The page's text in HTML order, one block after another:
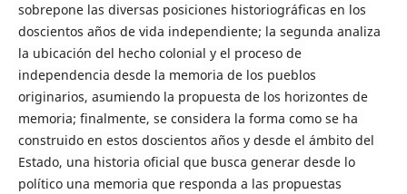
sobrepone las diversas posiciones historiográficas en los
doscientos años de vida independiente; la segunda analiza
la ubicación del hecho colonial y el proceso de
independencia desde la memoria de los pueblos
originarios, asumiendo la propuesta de los horizontes de
memoria; finalmente, se considera la forma como se ha
construido en estos doscientos años y desde el ámbito del
Estado, una historia oficial que busca generar desde lo
político una memoria que responda a las propuestas